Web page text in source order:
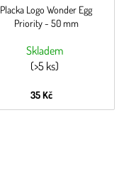
Placka Logo Wonder Egg
Priority - 50 mm
Skladem
(>5 ks)
35 Kč